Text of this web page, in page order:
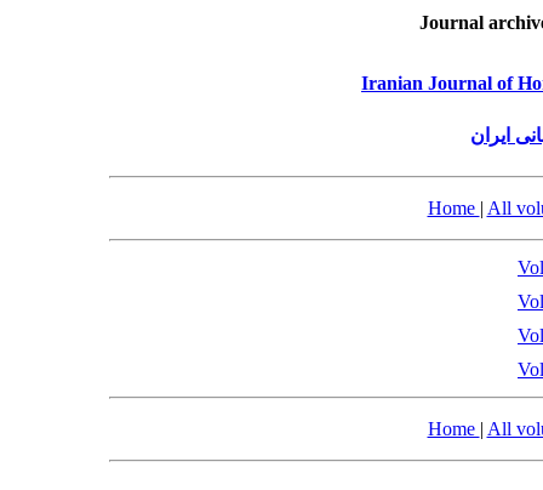
Journal
Iranian Journal of
ایران
Home | All
Home | All